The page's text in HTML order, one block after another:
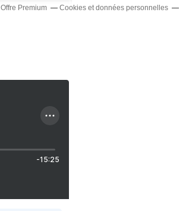
Offre Premium
Cookies et données personnelles
-15:25